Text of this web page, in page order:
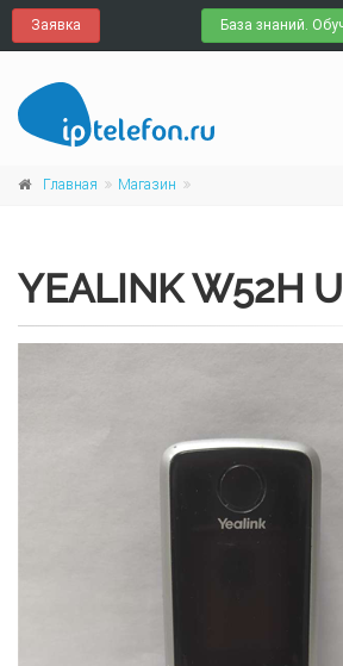
Заявка База знаний.
Главная Магазин
YEALINK W52H